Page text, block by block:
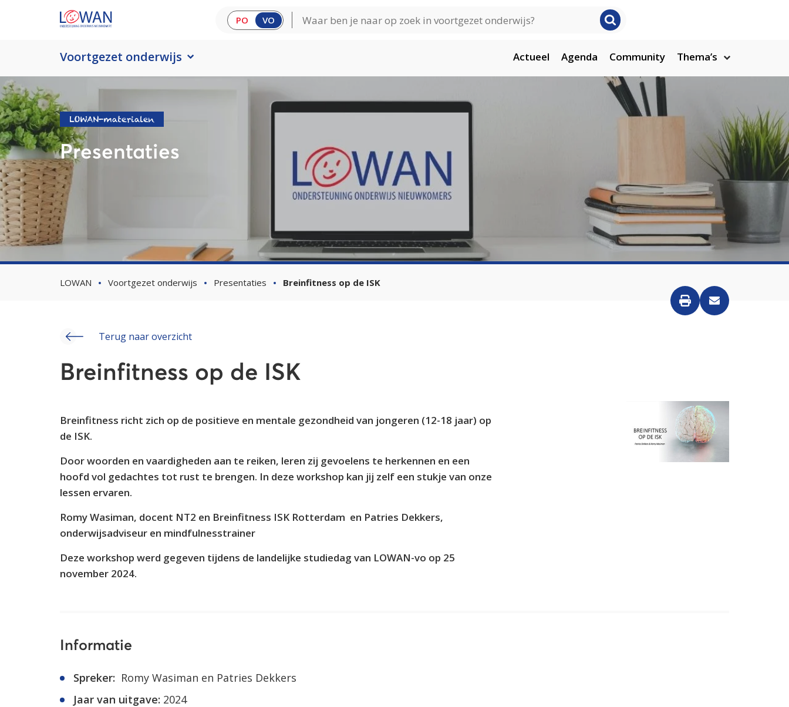
PO VO
Voortgezet onderwijs Actueel Agenda Community Thema’s
LOWAN-materialen
Presentaties
LOWAN Voortgezet onderwijs Presentaties Breinfitness op de ISK
Terug naar overzicht
Breinfitness op de ISK
Breinfitness richt zich op de positieve en mentale gezondheid van jongeren (12-18 jaar) op
de ISK.
Door woorden en vaardigheden aan te reiken, leren zij gevoelens te herkennen en een
hoofd vol gedachtes tot rust te brengen. In deze workshop kan jij zelf een stukje van onze
lessen ervaren.
Romy Wasiman, docent NT2 en Breinfitness ISK Rotterdam en Patries Dekkers,
onderwijsadviseur en mindfulnesstrainer
Deze workshop werd gegeven tijdens de landelijke studiedag van LOWAN-vo op 25
november 2024.
Informatie
Spreker: Romy Wasiman en Patries Dekkers
Jaar van uitgave: 2024